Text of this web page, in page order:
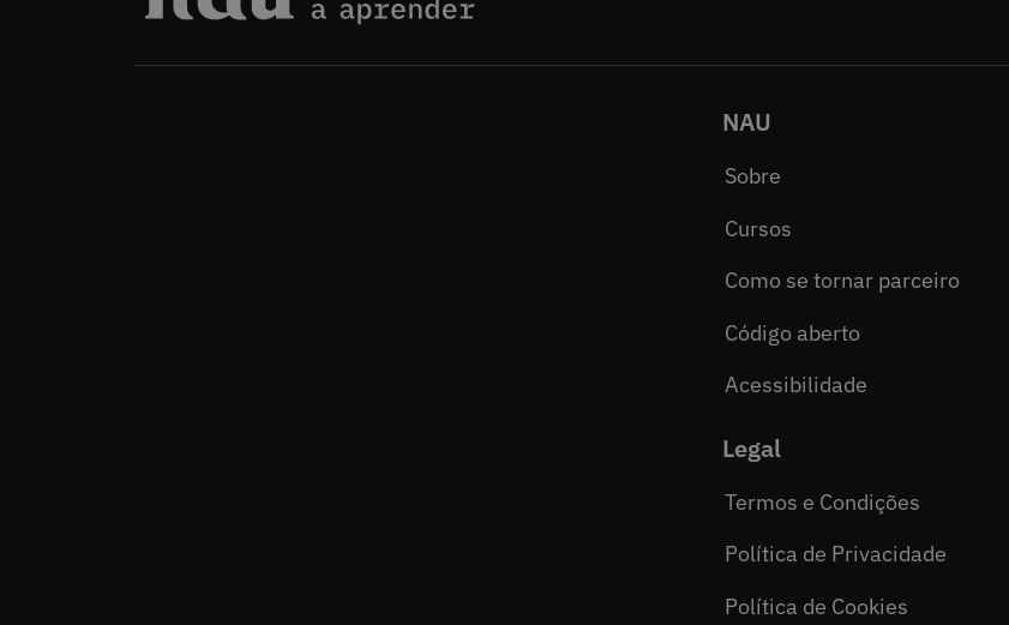
NAU
Sobre
Cursos
Como se tornar parceiro
Código aberto
Acessibilidade
Legal
Termos e Condições
Política de Privacidade
Política de Cookies